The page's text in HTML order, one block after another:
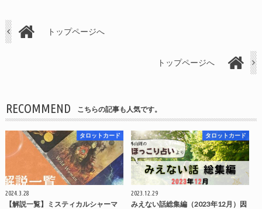
トップページへ
トップページへ
RECOMMEND こちらの記事も人気です。
タロットカード
2024.3.28
【解説一覧】ミスティカルシャーマ
タロットカード
2023.12.29
みえない話総集編（2023年12月）因